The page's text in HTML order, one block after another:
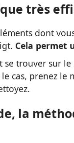
très
dont
Cela permet
se trouver sur
cas, prenez le
la